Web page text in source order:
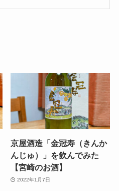
京屋酒造「金冠寿（きんか
んじゅ）」を飲んでみた
【宮崎のお酒】
2022年1月7日